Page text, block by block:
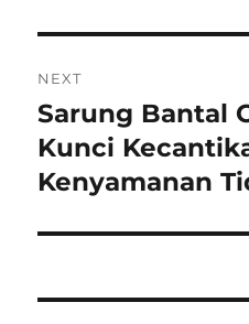
NEXT
Next
post:
Sarung Bantal
Kunci
Kenyamanan